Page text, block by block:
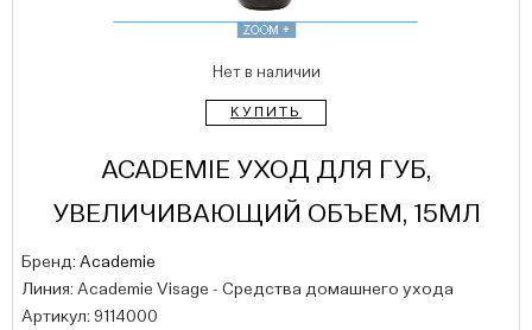
Нет в наличии
КУПИТЬ
ACADEMIE УХОД ДЛЯ ГУБ,
УВЕЛИЧИВАЮЩИЙ ОБЪЕМ, 15МЛ
Бренд: Academie
Линия: Academie Visage - Средства домашнего ухода
Артикул: 9114000